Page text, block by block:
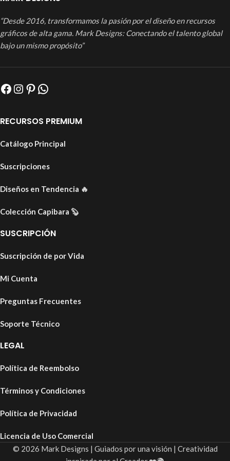
“Desde 2016, transformamos la pasión por el diseño en recursos
gráficos de alta gama. Mark Designs: Conectando el talento global
bajo un mismo propósito”
RECURSOS PREMIUM
Catálogo Principal
Suscripciones
Diseños en Tendencia 🔥
Colección Capibara 🦫
SUSCRIPCIÓN
Suscripción de por Vida
Mi Cuenta
Preguntas Frecuentes
Soporte Técnico
LEGAL
Política de Reembolso
Términos y Condiciones
Política de Privacidad
Licencia de Uso Comercial
© 2026 Mark Designs | Guiados por una visión | Creatividad